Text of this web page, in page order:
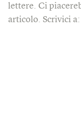
lettere. Ci
articolo. Scrivici a: